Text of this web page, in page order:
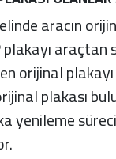
aracın
araçtan
orijinal
plakası
yenileme